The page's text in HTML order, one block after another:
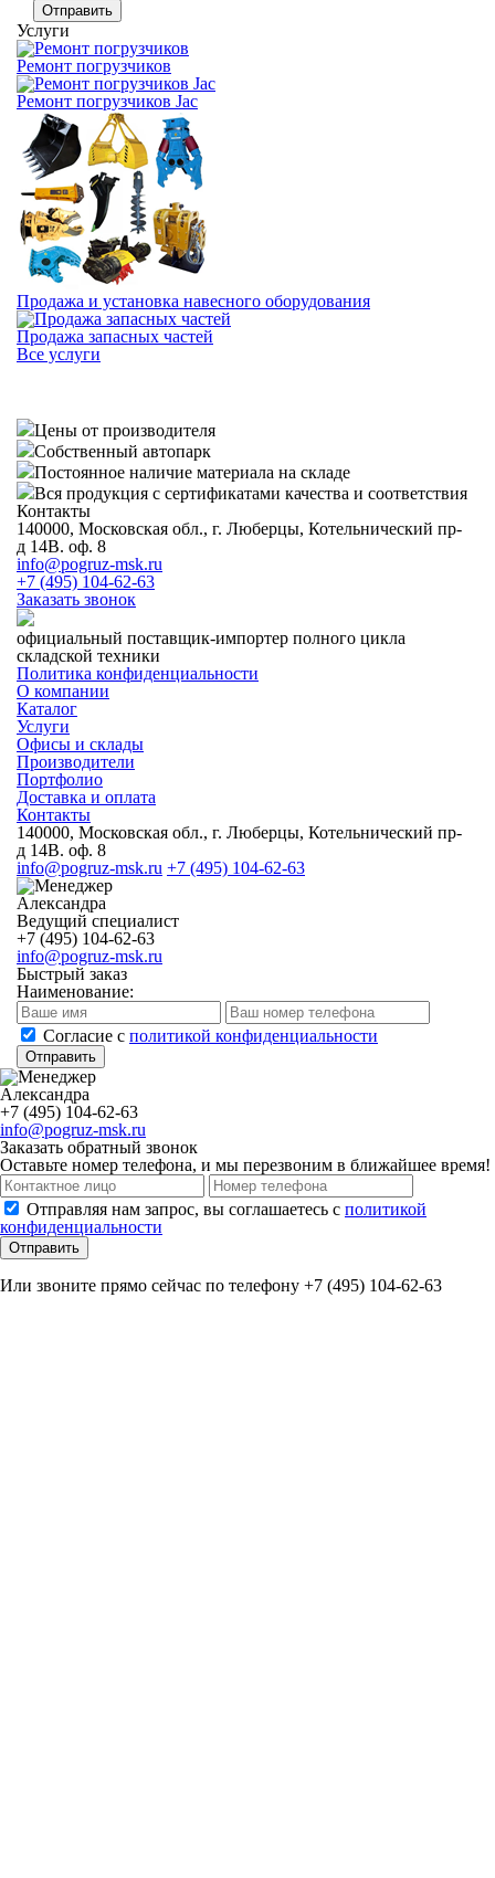
Отправить
Услуги
Ремонт погрузчиков
Ремонт погрузчиков Jac
Продажа и установка навесного оборудования
Продажа запасных частей
Все услуги
Цены от производителя
Собственный автопарк
Постоянное наличие материала на складе
Вся продукция с сертификатами качества и соответствия
Контакты
140000, Московская обл., г. Люберцы, Котельнический пр-
д 14В. оф. 8
info@pogruz-msk.ru
+7 (495) 104-62-63
Заказать звонок
официальный поставщик-импортер полного цикла
складской техники
Политика конфиденциальности
О компании
Каталог
Услуги
Офисы и склады
Производители
Портфолио
Доставка и оплата
Контакты
140000, Московская обл., г. Люберцы, Котельнический пр-
д 14В. оф. 8
info@pogruz-msk.ru +7 (495) 104-62-63
Александра
Ведущий специалист
+7 (495) 104-62-63
info@pogruz-msk.ru
Быстрый заказ
Наименование:
Cогласие с политикой конфиденциальности
Отправить
Александра
+7 (495) 104-62-63
info@pogruz-msk.ru
Заказать обратный звонок
Оставьте номер телефона, и мы перезвоним в ближайшее время!
Отправляя нам запрос, вы соглашаетесь с политикой
конфиденциальности
Отправить
Или звоните прямо сейчас по телефону +7 (495) 104-62-63